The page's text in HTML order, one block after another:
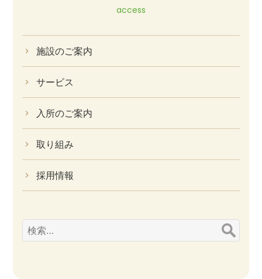
access
施設のご案内
サービス
入所のご案内
取り組み
採用情報
検
索: